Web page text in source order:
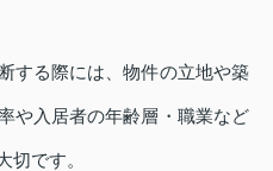
する際には、物件の立地や築
や入居者の年齢層・職業など
切です。